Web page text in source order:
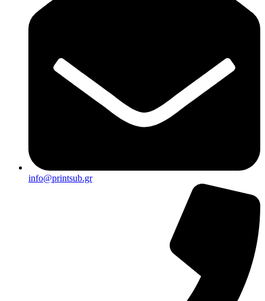
info@printsub.gr